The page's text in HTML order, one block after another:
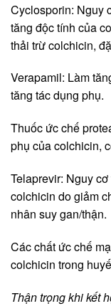
Cyclosporin: Nguy
tăng độc tính của
thải trừ colchicin,
Verapamil: Làm
tăng tác dụng phụ.
Thuốc ức chế
phụ của colchicin,
Telaprevir: Nguy
colchicin do giảm
nhân suy gan/thận.
Các chất ức chế
colchicin trong
Thận trọng khi kết